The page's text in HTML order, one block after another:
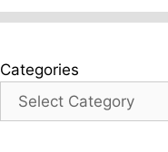
Categories